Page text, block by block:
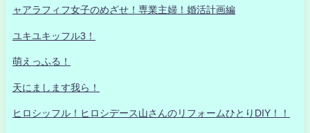
ャアラフィフ女子のめざせ！専業主婦！婚活計画編
ユキユキッフル3！
萌えっふる！
天にまします我ら！
ヒロシッフル！ヒロシデース山さんのリフォームひとりDIY！！